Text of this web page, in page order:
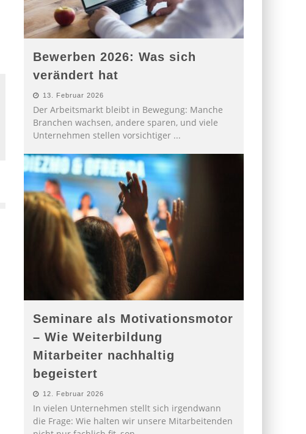
Bewerben 2026: Was sich
verändert hat
13. Februar 2026
Der Arbeitsmarkt bleibt in Bewegung: Manche
Branchen wachsen, andere sparen, und viele
Unternehmen stellen vorsichtiger ...
Seminare als Motivationsmotor
– Wie Weiterbildung
Mitarbeiter nachhaltig
begeistert
12. Februar 2026
In vielen Unternehmen stellt sich irgendwann
die Frage: Wie halten wir unsere Mitarbeitenden